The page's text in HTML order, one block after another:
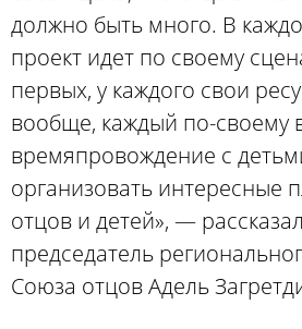
должно быть много. В
проект идет по своему
первых, у каждого свои
вообще, каждый по-своему
времяпровождение с
организовать интересные
отцов и детей», —
председатель
Союза отцов Адель